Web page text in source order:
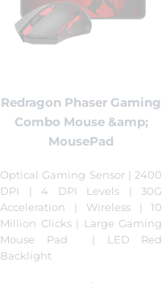
Redragon Phaser Gaming
Combo Mouse &amp;
MousePad
Optical Gaming Sensor | 2400
DPI | 4 DPI Levels | 30G
Acceleration | Wireless | 10
Million Clicks | Large Gaming
Mouse Pad | LED Red
Backlight